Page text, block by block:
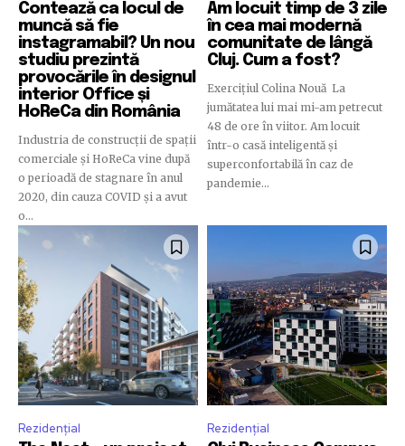
SUBSCRIBE
Privacy Policy.
Cititori Cititori Cititori
Contează ca locul de
muncă să fie
instagramabil? Un nou
studiu prezintă
provocările în designul
interior Office și
HoReCa din România
Industria de construcții de spații
comerciale și HoReCa vine după
o perioadă de stagnare în anul
2020, din cauza COVID și a avut
o...
Am locuit timp de 3 zile
în cea mai modernă
comunitate de lângă
Cluj. Cum a fost?
Exercițiul Colina Nouă La
jumătatea lui mai mi-am petrecut
48 de ore în viitor. Am locuit
într-o casă inteligentă și
superconfortabilă în caz de
pandemie...
Rezidențial Rezidențial